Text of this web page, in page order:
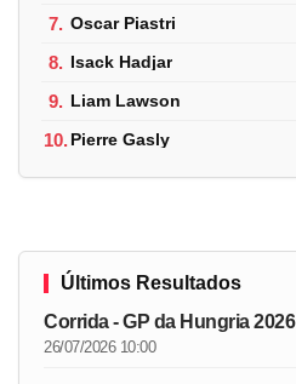
7. Oscar Piastri
8. Isack Hadjar
9. Liam Lawson
10.Pierre Gasly
Últimos Resultados
Corrida - GP da Hungria 2026
26/07/2026 10:00